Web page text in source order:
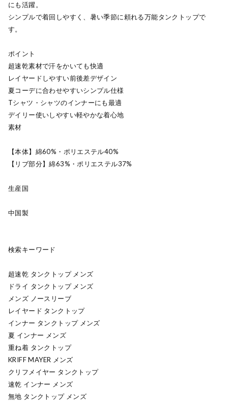
にも活躍。
シンプルで着回しやすく、暑い季節に頼れる万能タンクトップで
す。
ポイント
超速乾素材で汗をかいても快適
レイヤードしやすい前後差デザイン
夏コーデに合わせやすいシンプル仕様
Tシャツ・シャツのインナーにも最適
デイリー使いしやすい軽やかな着心地
素材
【本体】綿60%・ポリエステル40%
【リブ部分】綿63%・ポリエステル37%
生産国
中国製
検索キーワード
超速乾 タンクトップ メンズ
ドライ タンクトップ メンズ
メンズ ノースリーブ
レイヤード タンクトップ
インナー タンクトップ メンズ
夏 インナー メンズ
重ね着 タンクトップ
KRIFF MAYER メンズ
クリフメイヤー タンクトップ
速乾 インナー メンズ
無地 タンクトップ メンズ